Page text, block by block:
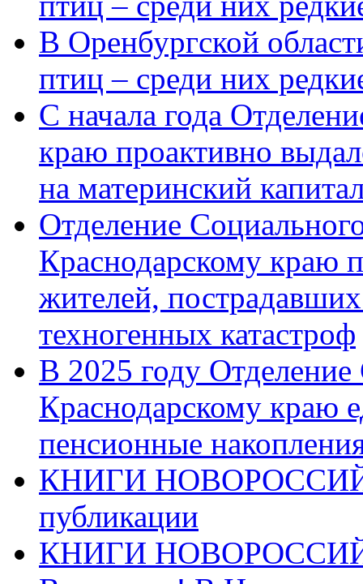
В Оренбургской
птиц – среди них
С начала года
краю проактивно
на материнский
Отделение
Краснодарскому краю
жителей,
техногенных катастроф
В 2025 году
Краснодарскому краю
пенсионные
КНИГИ
публикации
КНИГИ